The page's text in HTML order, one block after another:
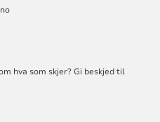
hva som skjer? Gi beskjed til